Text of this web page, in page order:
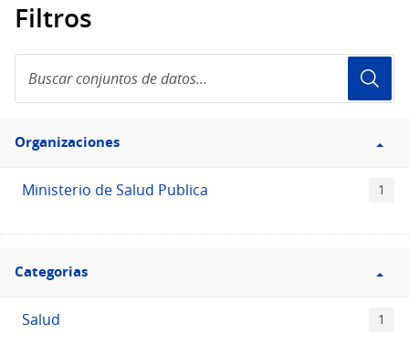
Filtros
conjuntos
de
Filtro
Organizaciones
Organizaciones
Ministerio de Salud Publica 1
Filtro
Categorias
Categorias
Salud 1